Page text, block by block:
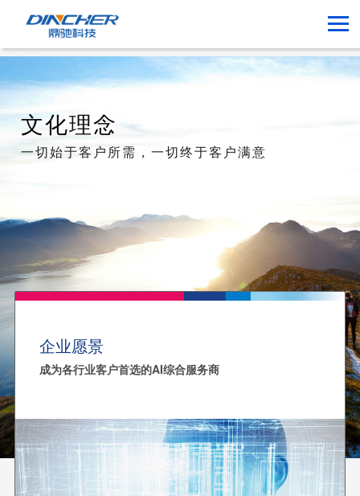
文化理念
一切始于客户所需，一切终于客户满意
企业愿景
成为各行业客户首选的AI综合服务商